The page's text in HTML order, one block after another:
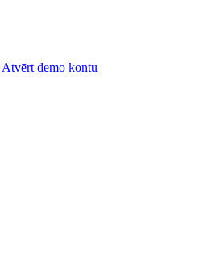
Atvērt demo kontu